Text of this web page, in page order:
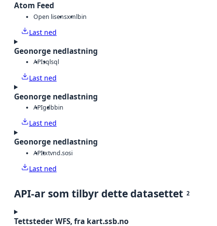
Atom Feed
Open lisensxmlbin
Last ned
Geonorge nedlastning
APIsqlsql
Last ned
Geonorge nedlastning
APIgdbbin
Last ned
Geonorge nedlastning
APItxtvnd.sosi
Last ned
API-ar som tilbyr dette datasettet 2
Tettsteder WFS, fra kart.ssb.no